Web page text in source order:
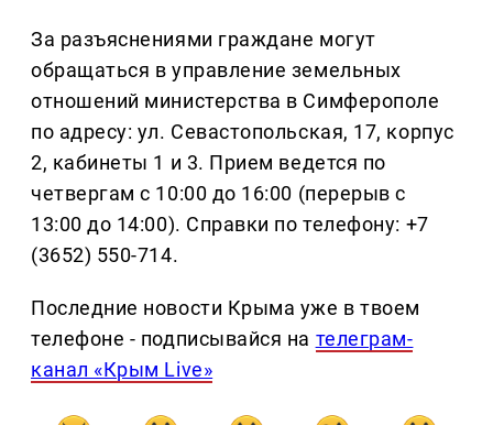
За разъяснениями граждане могут
обращаться в управление земельных
отношений министерства в Симферополе
по адресу: ул. Севастопольская, 17, корпус
2, кабинеты 1 и 3. Прием ведется по
четвергам с 10:00 до 16:00 (перерыв с
13:00 до 14:00). Справки по телефону: +7
(3652) 550-714.
Последние новости Крыма уже в твоем
телефоне - подписывайся на телеграм-
канал «Крым Live»